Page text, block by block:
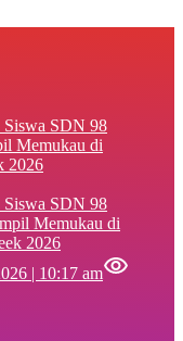
SDN 98
Memukau di
2026
| 10:17 am